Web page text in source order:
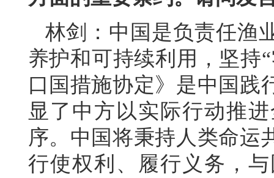
林剑：中国是负责任渔
养护和可持续利用，坚持
口国措施协定》是中国践
显了中方以实际行动推
序。中国将秉持人类命运
行使权利、履行义务，